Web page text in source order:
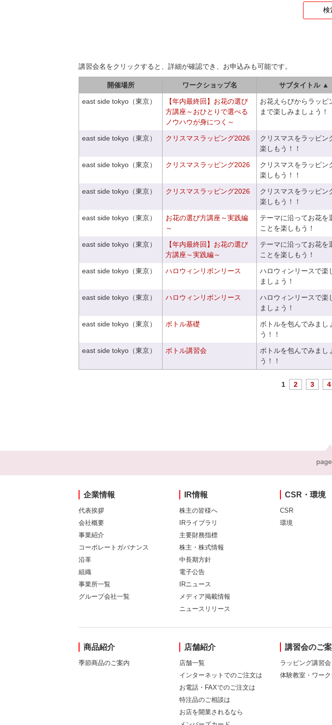
講習会名をクリックすると、詳細が確認でき、お申込みも可能です。
開催場所 ワークショップ名 サブタイトル ▲
east side tokyo（東京）
【年内最終回】お花の選び
方講座～おひとりで選べる
ノウハウが身につく～
お花えらびからラッピ
まで楽しみましょう！
east side tokyo（東京） クリスマスラッピング2026
クリスマスをラッピン
楽しもう！！
east side tokyo（東京） クリスマスラッピング2026
クリスマスをラッピン
楽しもう！！
east side tokyo（東京） クリスマスラッピング2026
クリスマスをラッピン
楽しもう！！
east side tokyo（東京）
お花の選び方講座～実践編
～
テーマに沿ってお花を
ことを楽しもう！
east side tokyo（東京）
【年内最終回】お花の選び
方講座～実践編～
テーマに沿ってお花を
ことを楽しもう！
east side tokyo（東京） ハロウィンリボンリース
ハロウィンリースで楽
ましょう！
east side tokyo（東京） ハロウィンリボンリース
ハロウィンリースで楽
ましょう！
east side tokyo（東京） ボトル基礎
ボトルを包んでみまし
う！！
east side tokyo（東京） ボトル講習会
ボトルを包んでみまし
う！！
1 2 3 4
企業情報
代表挨拶
会社概要
事業紹介
コーポレートガバナンス
沿革
組織
事業所一覧
グループ会社一覧
IR情報
株主の皆様へ
IRライブラリ
主要財務指標
株主・株式情報
中長期方針
電子公告
IRニュース
メディア掲載情報
ニュースリリース
CSR・環境
CSR
環境
商品紹介
季節商品のご案内
店舗紹介
店舗一覧
インターネットでのご注文は
お電話・FAXでのご注文は
特注品のご相談は
お店を開業されるなら
講習会のご
ラッピング講習会
体験教室・ワー